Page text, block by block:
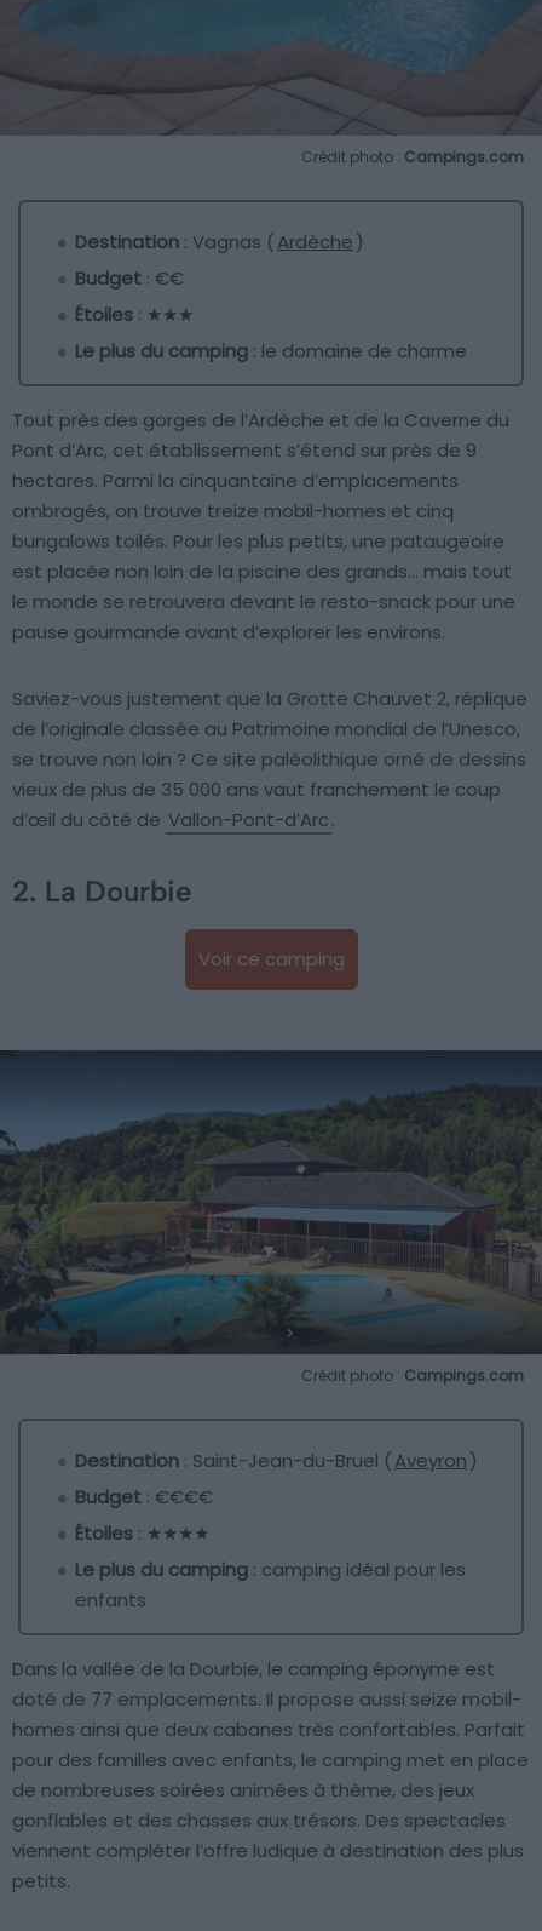
Crédit photo : Campings.com
Destination : Vagnas (Ardèche)
Budget : €€
Étoiles : ★★★
Le plus du camping : le domaine de charme
Tout près des gorges de l’Ardèche et de la Caverne du
Pont d’Arc, cet établissement s’étend sur près de 9
hectares. Parmi la cinquantaine d’emplacements
ombragés, on trouve treize mobil-homes et cinq
bungalows toilés. Pour les plus petits, une pataugeoire
est placée non loin de la piscine des grands… mais tout
le monde se retrouvera devant le resto-snack pour une
pause gourmande avant d’explorer les environs.
Saviez-vous justement que la Grotte Chauvet 2, réplique
de l’originale classée au Patrimoine mondial de l’Unesco,
se trouve non loin ? Ce site paléolithique orné de dessins
vieux de plus de 35 000 ans vaut franchement le coup
d’œil du côté de Vallon-Pont-d’Arc.
2. La Dourbie
Voir ce camping
Crédit photo : Campings.com
Destination : Saint-Jean-du-Bruel (Aveyron)
Budget : €€€€
Étoiles : ★★★★
Le plus du camping : camping idéal pour les
enfants
Dans la vallée de la Dourbie, le camping éponyme est
doté de 77 emplacements. Il propose aussi seize mobil-
homes ainsi que deux cabanes très confortables. Parfait
pour des familles avec enfants, le camping met en place
de nombreuses soirées animées à thème, des jeux
gonflables et des chasses aux trésors. Des spectacles
viennent compléter l’offre ludique à destination des plus
petits.